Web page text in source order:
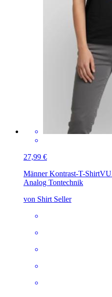
27,99 €
Männer Kontrast-T-ShirtVU
Analog Tontechnik
von Shirt Seller